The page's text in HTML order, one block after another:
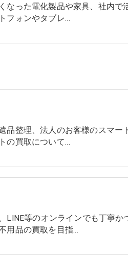
なった電化製品や家具、社内で
フォンやタブレ…
品整理、法人のお客様のスマー
の買取について…
LINE等のオンラインでも丁寧か
用品の買取を目指…